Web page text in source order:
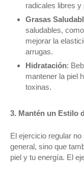
radicales libres y
Grasas
saludables,
mejorar la
arrugas.
Hidratación:
mantener la piel
toxinas.
3. Mantén un Estilo
El ejercicio regular
general, sino que
piel y tu energía. El